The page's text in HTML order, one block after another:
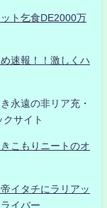
ト乞食DE2000万
速報！！激しくハ
永遠の非リア充・
サイト
こもりニートのオ
イタチにラリアッ
イバー